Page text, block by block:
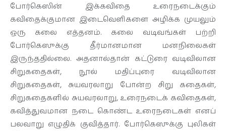
போர்கெஸின் இக்கவிதை உரைநடைக்கும்
கவிதைக்குமான இடைவெளிகளை அழிக்க முயலும்
ஒரு கலை எத்தனம். கலை வடிவங்கள் பற்றி
போர்கெஸுக்கு தீர்மானமான மனநிலைகள்
இருந்ததில்லை. அதனால்தான் கட்டுரை வடிவிலான
சிறுகதைகள், நூல் மதிப்புரை வடிவிலான
சிறுகதைகள், சுயவரலாறு போன்ற சிறு கதைகள்,
சிறுகதைகளில் சுயவரலாறு, உரைநடைக் கவிதைகள்,
கவித்துவமான நடை கொண்ட உரைநடைகள் எனப்
பலவாறு எழுதிக் குவித்தார். போர்கெஸுக்கு புலிகள்